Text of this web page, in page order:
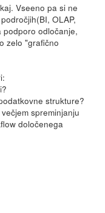
Vseeno pa si ne
OLAP,
podporo odločanje,
zelo "grafično
strukture?
spreminjanju
določenega